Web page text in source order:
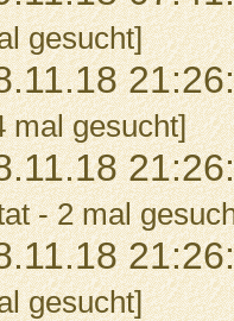
gesucht]
mal gesucht]
- 2 mal
gesucht]